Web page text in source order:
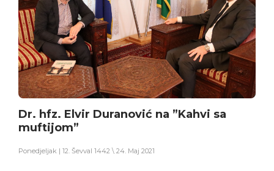
Dr. hfz. Elvir Duranović na ”Kahvi sa
muftijom”
Ponedjeljak | 12. Ševval 1442 \ 24. Maj 2021